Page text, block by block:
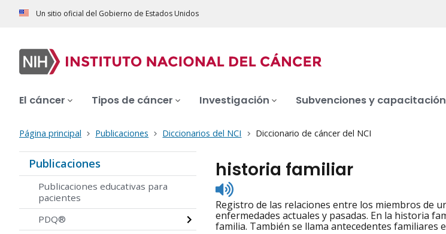
Un sitio oficial del Gobierno de Estados Unidos
El cáncer Tipos de cáncer Investigación Subvenciones y capacitación
Página principal Publicaciones Diccionarios del NCI Diccionario de cáncer del NCI
Publicaciones
Publicaciones educativas para
pacientes
PDQ®
historia familiar
Listen
to
pronunciation
Registro de las relaciones entre los miembros de
enfermedades actuales y pasadas. En la historia
familia. También se llama antecedentes familiares